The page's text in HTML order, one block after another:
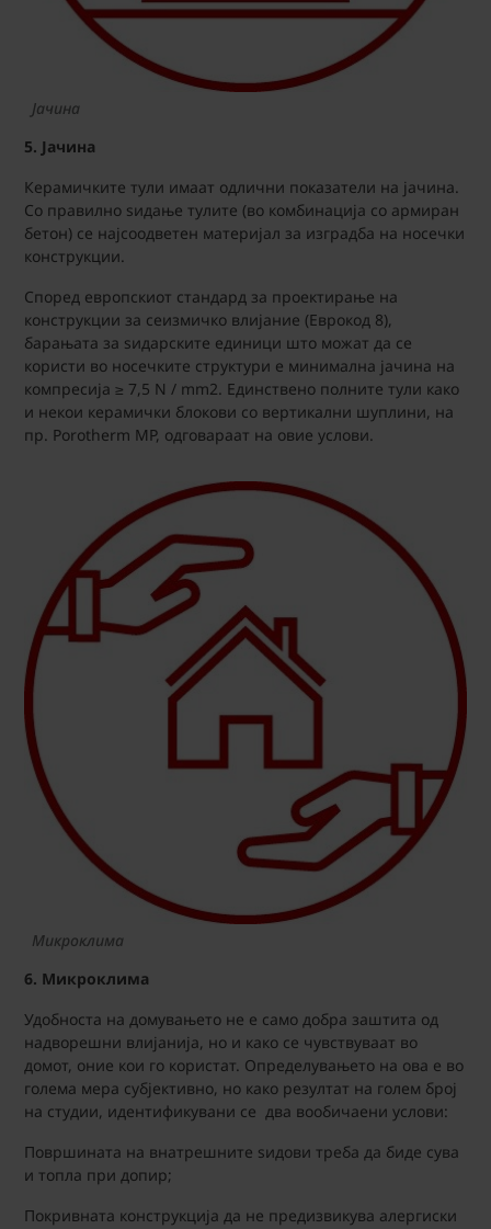
Јачина
5. Јачина
Керамичките тули имаат одлични показатели на јачина.
Со правилно ѕидање тулите (во комбинација со армиран
бетон) се најсоодветен материјал за изградба на носечки
конструкции.
Според европскиот стандард за проектирање на
конструкции за сеизмичко влијание (Еврокод 8),
барањата за ѕидарските единици што можат да се
користи во носечките структури е минимална јачина на
компресија ≥ 7,5 N / mm2. Единствено полните тули како
и некои керамички блокови со вертикални шуплини, на
пр. Porotherm MP, одговараат на овие услови.
Микроклима
6. Микроклима
Удобноста на домувањето не е само добра заштита од
надворешни влијанија, но и како се чувствуваат во
домот, оние кои го користат. Определувањето на ова е во
голема мера субјективно, но како резултат на голем број
на студии, идентификувани се два вообичаени услови:
Површината на внатрешните sидови треба да биде сува
и топла при допир;
Покривната конструкција да не предизвикува алергиски